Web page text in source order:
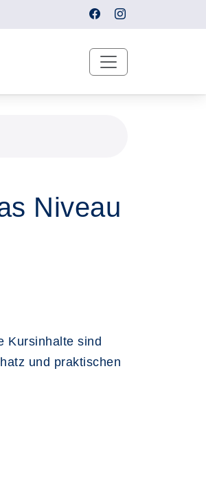
Niveau
Kursinhalte sind
und praktischen